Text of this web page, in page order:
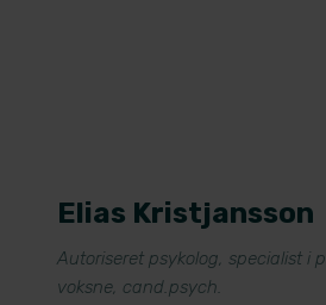
Elias Kristjansson
​Autoriseret psykolog, specialist i
voksne, cand.psych.